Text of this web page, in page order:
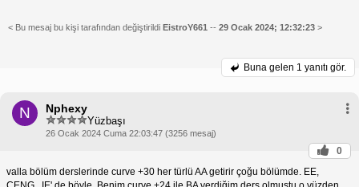
< Bu mesaj bu kişi tarafından değiştirildi EistroY661 -- 29 Ocak 2024; 12:32:23 >
Buna gelen 1 yanıtı gör.
N Nphexy
Yüzbaşı
26 Ocak 2024 Cuma 22:03:47 (3256 mesaj)
0
valla bölüm derslerinde curve +30 her türlü AA getirir çoğu bölümde. EE,